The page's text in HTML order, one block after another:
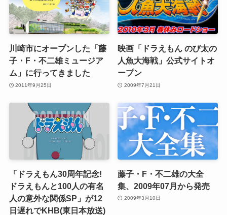
川崎市にオープンした「藤
子・F・不二雄ミュージア
ム」に行ってきました
2011年9月25日
映画「ドラえもん のび太の
人魚大海戦」公式サイトオ
ープン
2009年7月21日
「ドラえもん30周年記念!
ドラえもんと100人の有名
人の意外な関係SP」が12
日遅れでKHB(東日本放送)
藤子・F・不二雄の大全
集、2009年07月から発売
2009年3月10日